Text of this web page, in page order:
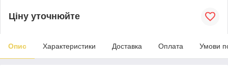
Ціну уточнюйте
Опис Характеристики Доставка Оплата Умови